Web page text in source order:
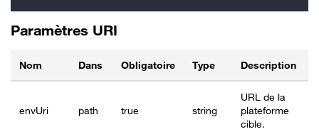
Paramètres URI
Nom Dans Obligatoire Type Description
envUri path true string
URL de la
plateforme
cible.